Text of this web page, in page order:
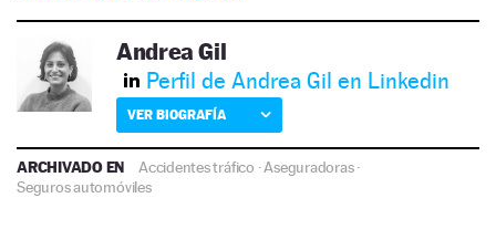
Andrea Gil
Perfil de Andrea Gil en Linkedin
VER BIOGRAFÍA
ARCHIVADO EN Accidentes tráfico ·Aseguradoras·
Seguros automóviles